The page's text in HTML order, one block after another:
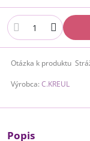
Otázka k produktu
Výrobca: C.KREUL
Popis